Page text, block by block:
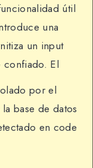
útil
una
un input
confiado. El
por el
base de datos
en code